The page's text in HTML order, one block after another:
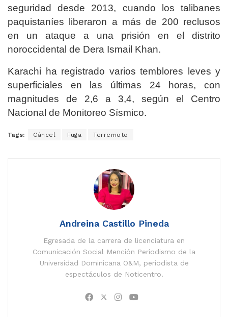
seguridad desde 2013, cuando los talibanes
paquistaníes liberaron a más de 200 reclusos
en un ataque a una prisión en el distrito
noroccidental de Dera Ismail Khan.
Karachi ha registrado varios temblores leves y
superficiales en las últimas 24 horas, con
magnitudes de 2,6 a 3,4, según el Centro
Nacional de Monitoreo Sísmico.
Tags: Cáncel Fuga Terremoto
Andreina Castillo Pineda
Egresada de la carrera de licenciatura en
Comunicación Social Mención Periodismo de la
Universidad Dominicana O&M, periodista de
espectáculos de Noticentro.